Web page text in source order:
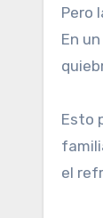
Pero
En
Esto
el